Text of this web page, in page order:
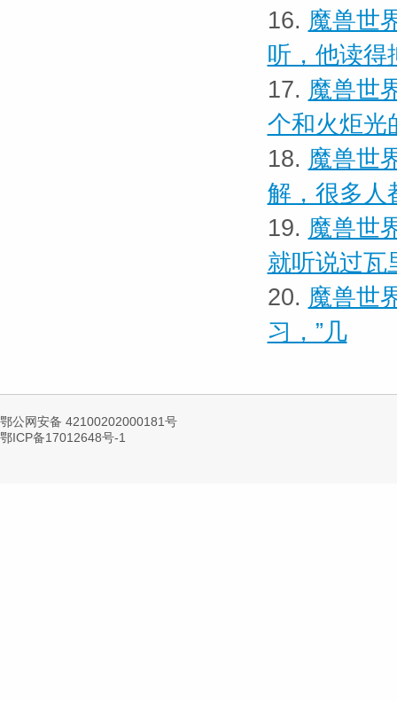
16. 魔兽世
听，他读得
17. 魔兽世
个和火炬光
18. 魔兽世
解，很多人
19. 魔兽世
就听说过瓦
20. 魔兽世
习，”几
鄂公网安备 42100202000181号
鄂ICP备17012648号-1